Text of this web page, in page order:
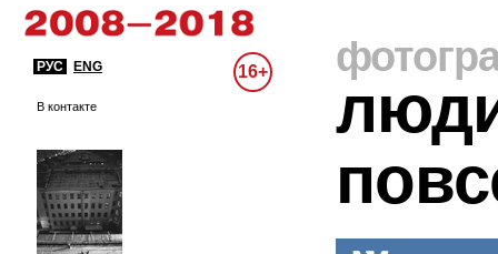
РУС ENG 16+
В контакте